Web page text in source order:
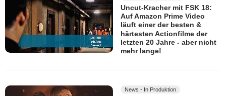
Uncut-Kracher mit FSK 18:
Auf Amazon Prime Video
läuft einer der besten &
härtesten Actionfilme der
letzten 20 Jahre - aber nicht
mehr lange!
News - In Produktion